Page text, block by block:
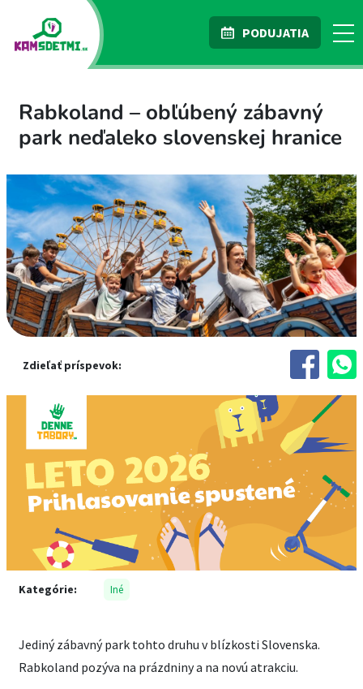
PODUJATIA
Rabkoland – obľúbený zábavný
park neďaleko slovenskej hranice
Zdieľať príspevok:
Kategórie: Iné
Jediný zábavný park tohto druhu v blízkosti Slovenska.
Rabkoland pozýva na prázdniny a na novú atrakciu.